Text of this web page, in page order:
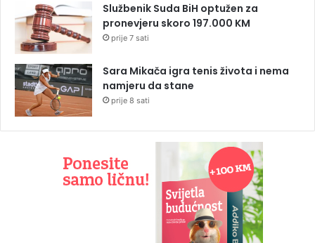
Službenik Suda BiH optužen za
pronevjeru skoro 197.000 KM
prije 7 sati
Sara Mikača igra tenis života i nema
namjeru da stane
prije 8 sati